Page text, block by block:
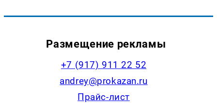
Размещение рекламы
+7 (917) 911 22 52
andrey@prokazan.ru
Прайс-лист